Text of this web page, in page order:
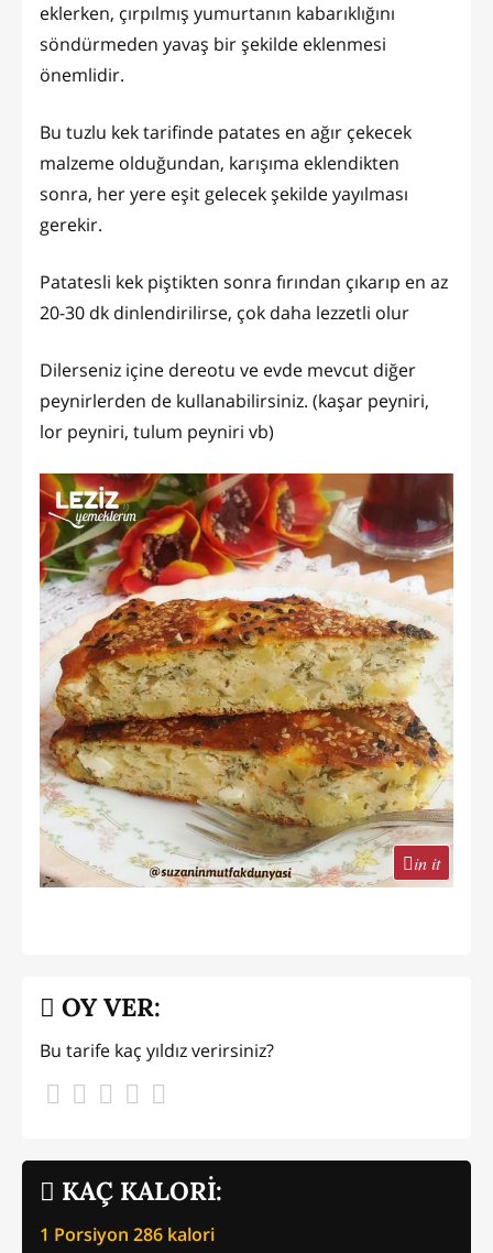
eklerken, çırpılmış yumurtanın kabarıklığını
söndürmeden yavaş bir şekilde eklenmesi
önemlidir.
Bu tuzlu kek tarifinde patates en ağır çekecek
malzeme olduğundan, karışıma eklendikten
sonra, her yere eşit gelecek şekilde yayılması
gerekir.
Patatesli kek piştikten sonra fırından çıkarıp en az
20-30 dk dinlendirilirse, çok daha lezzetli olur
Dilerseniz içine dereotu ve evde mevcut diğer
peynirlerden de kullanabilirsiniz. (kaşar peyniri,
lor peyniri, tulum peyniri vb)
in it
KAÇ KALORİ:
1 Porsiyon 286 kalori
OY VER:
Bu tarife kaç yıldız verirsiniz?